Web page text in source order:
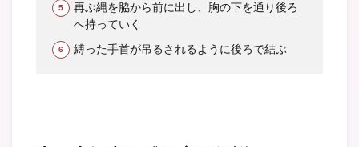
再ぶ縄を脇から前に出し、胸の下を通り後ろ
へ持っていく
縛った手首が吊るされるように後ろで結ぶ